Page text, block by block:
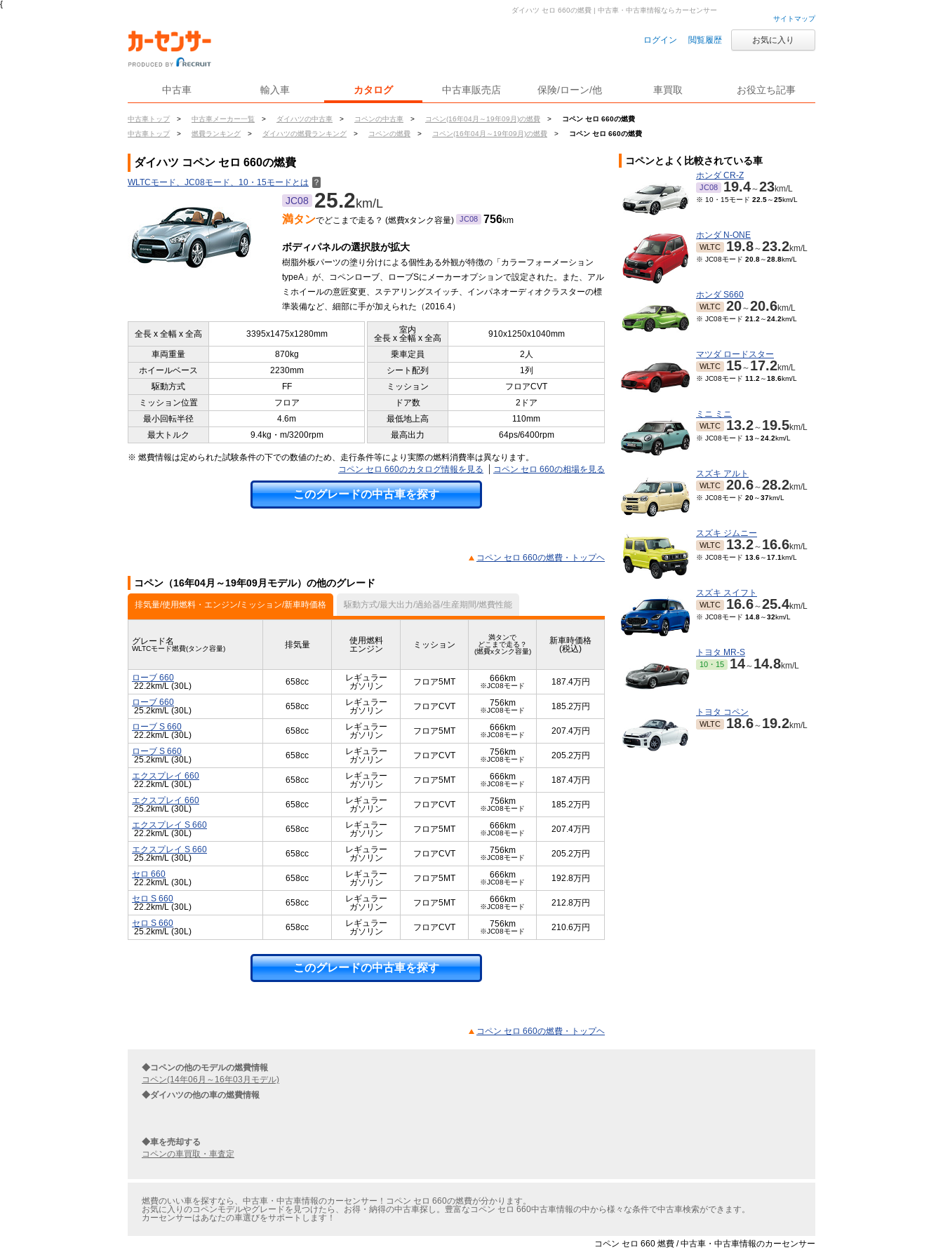
{
サイトマップ
ログイン 閲覧履歴 お気に入り
中古車 輸入車 カタログ 中古車販売店 保険/ローン/他 車買取 お役立ち記事
中古車トップ > 中古車メーカー一覧 > ダイハツの中古車 > コペンの中古車 > コペン(16年04月～19年09月)の燃費 >
コペン セロ 660の燃費
中古車トップ
> 燃費ランキング > ダイハツの燃費ランキング > コペンの燃費 > コペン(16年04月～19年09月)の燃費 > コペン セロ 660の燃費
ダイハツ セロ 660の燃費 | 中古車・中古車情報ならカーセンサー
ダイハツ コペン セロ 660の燃費
WLTCモード、JC08モード、10・15モードとは ？
JC08 25.2km/L
満タンでどこまで走る？ (燃費xタンク容量) JC08 756km
ボディパネルの選択肢が拡大
樹脂外板パーツの塗り分けによる個性ある外観が特徴の「カラーフォーメーション
typeA」が、コペンローブ、ローブSにメーカーオプションで設定された。また、アル
ミホイールの意匠変更、ステアリングスイッチ、インパネオーディオクラスターの標
準装備など、細部に手が加えられた（2016.4）
全長 x 全幅 x 全高 3395x1475x1280mm
室内
全長 x 全幅 x 全高
910x1250x1040mm
車両重量 870kg 乗車定員
2人
ホイールベース
2230mm シート配列
1列
駆動方式
FF ミッション
フロアCVT
ミッション位置
フロア ドア数
2ドア
最小回転半径
4.6m 最低地上高
110mm
最大トルク
9.4kg・m/3200rpm 最高出力 64ps/6400rpm
※ 燃費情報は定められた試験条件の下での数値のため、走行条件等により実際の燃料消費率は異なります。
コペン セロ 660のカタログ情報を見る
コペン セロ 660の相場を見る
このグレードの中古車を探す
コペン セロ 660の燃費・トップヘ
コペン（16年04月～19年09月モデル）の他のグレード
排気量/使用燃料・エンジン/ミッション/新車時価格 駆動方式/最大出力/過給器/生産期間/燃費性能
グレード名
WLTCモード燃費(タンク容量) 排気量
使用燃料
エンジン
ミッション
満タンで
どこまで走る？
(燃費xタンク容量)
新車時価格
(税込)
ローブ 660
22.2km/L (30L)
658cc
レギュラー
ガソリン
フロア5MT 666km
※JC08モード 187.4万円
ローブ 660
25.2km/L (30L)
658cc
レギュラー
ガソリン
フロアCVT 756km
※JC08モード 185.2万円
ローブ S 660
22.2km/L (30L)
658cc
レギュラー
ガソリン
フロア5MT 666km
※JC08モード 207.4万円
ローブ S 660
25.2km/L (30L)
658cc
レギュラー
ガソリン
フロアCVT 756km
※JC08モード 205.2万円
エクスプレイ 660
22.2km/L (30L)
658cc
レギュラー
ガソリン
フロア5MT 666km
※JC08モード 187.4万円
エクスプレイ 660
25.2km/L (30L)
658cc
レギュラー
ガソリン
フロアCVT 756km
※JC08モード 185.2万円
エクスプレイ S 660
22.2km/L (30L)
658cc
レギュラー
ガソリン
フロア5MT 666km
※JC08モード 207.4万円
エクスプレイ S 660
25.2km/L (30L)
658cc
レギュラー
ガソリン
フロアCVT 756km
※JC08モード 205.2万円
セロ 660
22.2km/L (30L)
658cc
レギュラー
ガソリン
フロア5MT 666km
※JC08モード 192.8万円
セロ S 660
22.2km/L (30L)
658cc
レギュラー
ガソリン
フロア5MT 666km
※JC08モード 212.8万円
セロ S 660
25.2km/L (30L)
658cc
レギュラー
ガソリン
フロアCVT 756km
※JC08モード 210.6万円
このグレードの中古車を探す
コペン セロ 660の燃費・トップヘ
コペンとよく比較されている車
ホンダ CR-Z
JC08 19.4～23km/L
※ 10・15モード 22.5～25km/L
ホンダ N-ONE
WLTC 19.8～23.2km/L
※ JC08モード 20.8～28.8km/L
ホンダ S660
WLTC 20～20.6km/L
※ JC08モード 21.2 ～24.2km/L
マツダ ロードスター
WLTC 15～ 17.2km/L
※ JC08モード 11.2 ～18.6km/L
ミニ ミニ
WLTC 13.2～ 19.5km/L
※ JC08モード 13～24.2km/L
スズキ アルト
WLTC 20.6～28.2km/L
※ JC08モード 20～37km/L
スズキ ジムニー
WLTC 13.2～ 16.6km/L
※ JC08モード 13.6～17.1km/L
スズキ スイフト
WLTC 16.6～25.4km/L
※ JC08モード 14.8～32km/L
トヨタ MR-S
10・15 14～ 14.8km/L
トヨタ コペン
WLTC 18.6～ 19.2km/L
◆コペンの他のモデルの燃費情報
コペン(14年06月～16年03月モデル)
◆ダイハツの他の車の燃費情報
◆車を売却する
コペンの車買取・車査定
燃費のいい車を探すなら、中古車・中古車情報のカーセンサー！コペン セロ 660の燃費が分かります。
お気に入りのコペンモデルやグレードを見つけたら、お得・納得の中古車探し。豊富なコペン セロ 660中古車情報の中から様々な条件で中古車検索ができます。
カーセンサーはあなたの車選びをサポートします！
コペン セロ 660 燃費 / 中古車・中古車情報のカーセンサー